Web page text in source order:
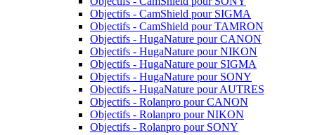
Objectifs - CamShield pour SIGMA
Objectifs - CamShield pour TAMRON
Objectifs - HugaNature pour CANON
Objectifs - HugaNature pour NIKON
Objectifs - HugaNature pour SIGMA
Objectifs - HugaNature pour SONY
Objectifs - HugaNature pour AUTRES
Objectifs - Rolanpro pour CANON
Objectifs - Rolanpro pour NIKON
Objectifs - Rolanpro pour SONY